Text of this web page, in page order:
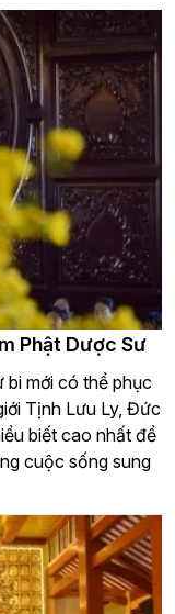
Phật Dược Sư
bi mới có thể phục
Tịnh Lưu Ly, Đức
biết cao nhất để
cuộc sống sung